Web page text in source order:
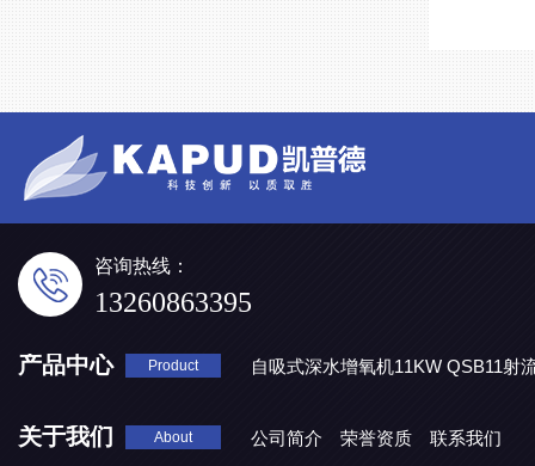
咨询热线：
13260863395
产品中心 Product
自吸式深水增氧机11KW QSB11射
关于我们 About 公司简介 荣誉资质 联系我们